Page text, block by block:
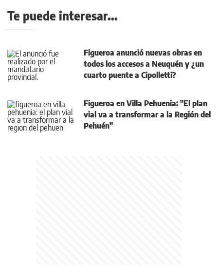
Te puede interesar...
Figueroa anunció nuevas obras en
todos los accesos a Neuquén y ¿un
cuarto puente a Cipolletti?
Figueroa en Villa Pehuenia: "El plan
vial va a transformar a la Región del
Pehuén"